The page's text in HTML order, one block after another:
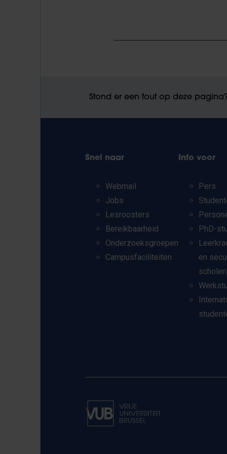
Stond er een fout op deze
Snel naar
Webmail
Jobs
Lesroosters
Bereikbaarheid
Onderzoeksgroepen
Campusfaciliteiten
Info voor
Pers
PhD-
en
scholen